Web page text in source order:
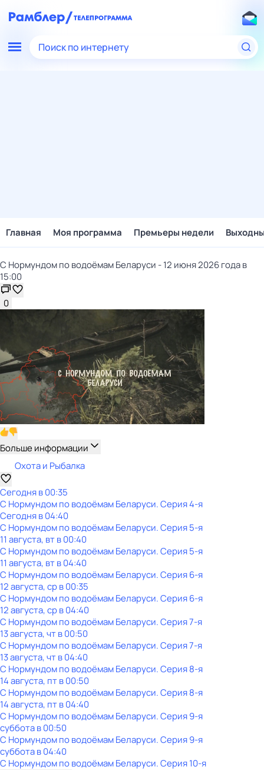
Поиск по интернету
Главная Моя программа Премьеры недели
С Нормундом по водоёмам Беларуси - 12 июня 2026 года в
15:00
0
Больше информации
Охота и Рыбалка
Сегодня в 00:35
С Нормундом по водоёмам Беларуси. Серия 4-я
Сегодня в 04:40
С Нормундом по водоёмам Беларуси. Серия 5-я
11 августа, вт в 00:40
С Нормундом по водоёмам Беларуси. Серия 5-я
11 августа, вт в 04:40
С Нормундом по водоёмам Беларуси. Серия 6-я
12 августа, ср в 00:35
С Нормундом по водоёмам Беларуси. Серия 6-я
12 августа, ср в 04:40
С Нормундом по водоёмам Беларуси. Серия 7-я
13 августа, чт в 00:50
С Нормундом по водоёмам Беларуси. Серия 7-я
13 августа, чт в 04:40
С Нормундом по водоёмам Беларуси. Серия 8-я
14 августа, пт в 00:50
С Нормундом по водоёмам Беларуси. Серия 8-я
14 августа, пт в 04:40
С Нормундом по водоёмам Беларуси. Серия 9-я
субботав00:50
С Нормундом по водоёмам Беларуси. Серия 9-я
субботав04:40
С Нормундом по водоёмам Беларуси. Серия 10-я